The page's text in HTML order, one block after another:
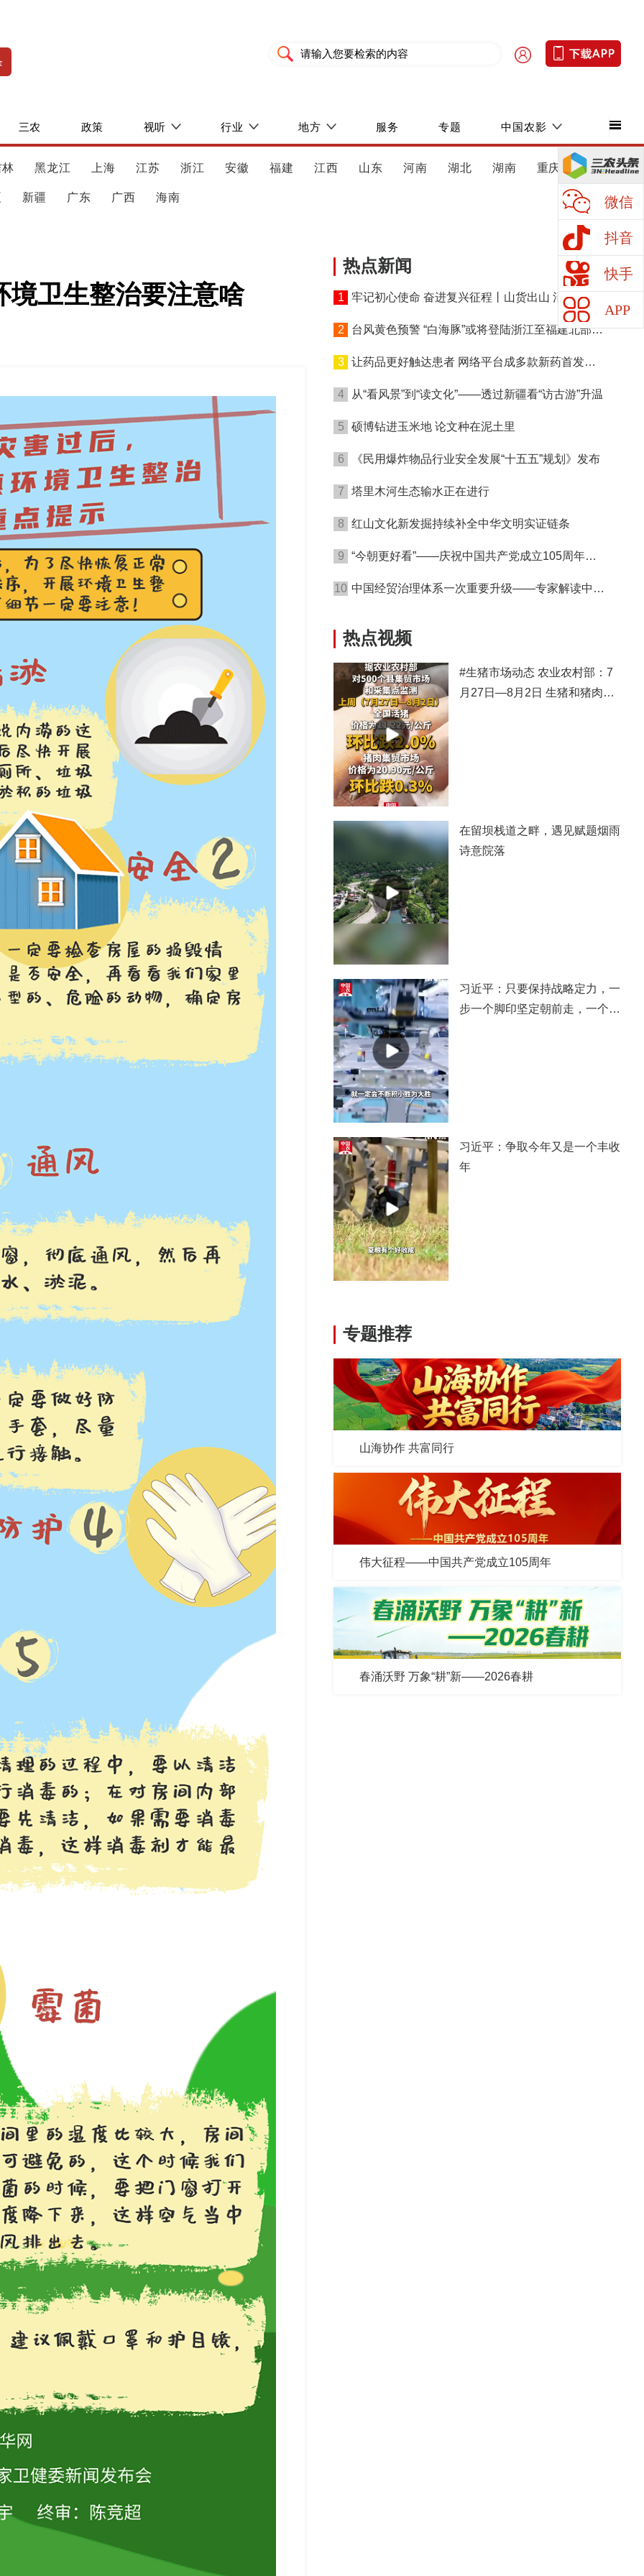
三农 政策 视听 行业 地方 服务 专题 中国农影
黑龙江 上海 江苏 浙江 安徽 福建 江西 山东 河南 湖北 湖南 重庆 四川
新疆 广东 广西 海南 微信
抖音
快手
APP
境卫生整治要注意啥
热点新闻
1
牢记初心使命 奋进复兴征程丨山货出山 消费进山
2
台风黄色预警 “白海豚”或将登陆浙江至福建北部沿
3
让药品更好触达患者 网络平台成多款新药首发渠
4
从“看风景”到“读文化”——透过新疆看“访古游”升温
5 硕博钻进玉米地 论文种在泥土里
6 《民用爆炸物品行业安全发展“十五五”规划》发布
7 塔里木河生态输水正在进行
8 红山文化新发掘持续补全中华文明实证链条
9
“今朝更好看”——庆祝中国共产党成立105周年名
10 中国经贸治理体系一次重要升级——专家解读中国
热点视频
#生猪市场动态 农业农村部：7
月27日—8月2日 生猪和猪肉价
在留坝栈道之畔，遇见赋题烟雨
诗意院落
习近平：只要保持战略定力，一
步一个脚印坚定朝前走，一个阶
习近平：争取今年又是一个丰收
年
专题推荐
山海协作 共富同行
伟大征程——中国共产党成立105周年
春涌沃野 万象“耕”新——2026春耕